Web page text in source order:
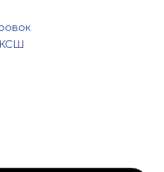
КСШ